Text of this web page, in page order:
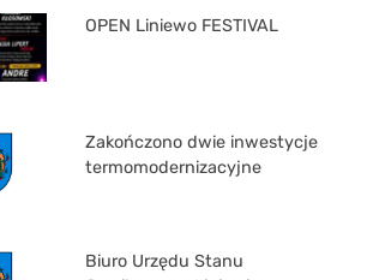
OPEN Liniewo FESTIVAL
Zakończono dwie inwestycje
termomodernizacyjne
Biuro Urzędu Stanu